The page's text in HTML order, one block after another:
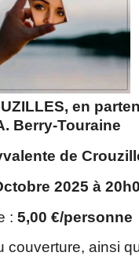
en
Berry-Touraine
de
2025 à
: 5,00 €/personne
couverture, ainsi